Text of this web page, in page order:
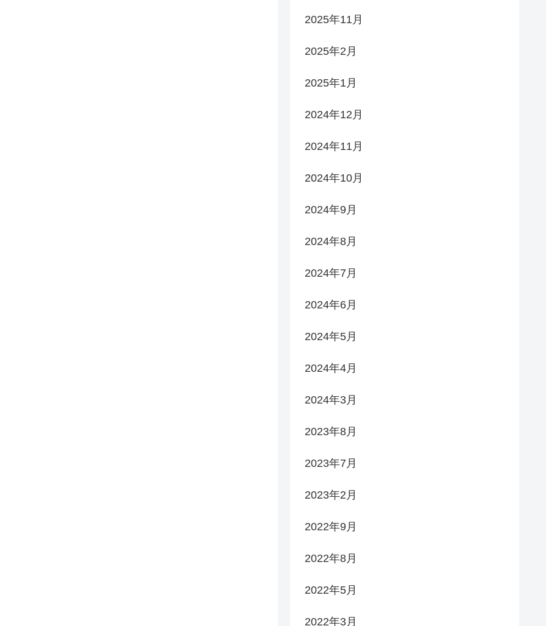
2025年11月
2025年2月
2025年1月
2024年12月
2024年11月
2024年10月
2024年9月
2024年8月
2024年7月
2024年6月
2024年5月
2024年4月
2024年3月
2023年8月
2023年7月
2023年2月
2022年9月
2022年8月
2022年5月
2022年3月